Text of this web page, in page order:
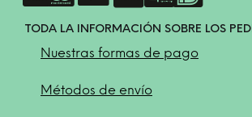
TODA LA INFORMACIÓN SOBRE LOS
Nuestras formas de pago
Métodos de envío